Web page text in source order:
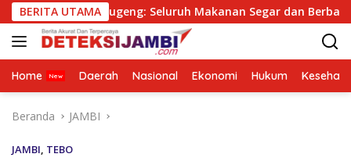
Langsung
ke
konten
BERITA UTAMA
Seluruh Makanan Segar dan Berbahan Baku Baru
Home Daerah Nasional Ekonomi Hukum
Beranda JAMBI
JAMBI, TEBO